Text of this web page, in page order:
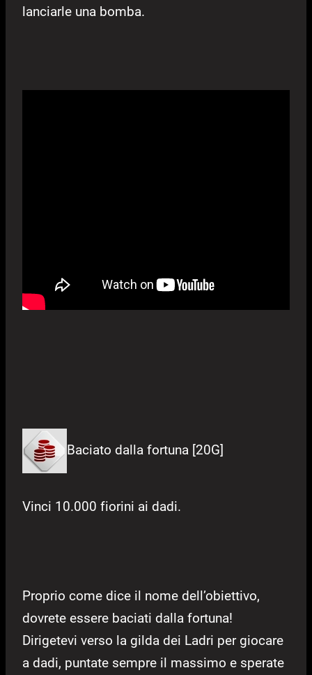
lanciarle una bomba.
Baciato dalla fortuna [20G]
Vinci 10.000 fiorini ai dadi.
Proprio come dice il nome dell’obiettivo,
dovrete essere baciati dalla fortuna!
Dirigetevi verso la gilda dei Ladri per giocare
a dadi, puntate sempre il massimo e sperate